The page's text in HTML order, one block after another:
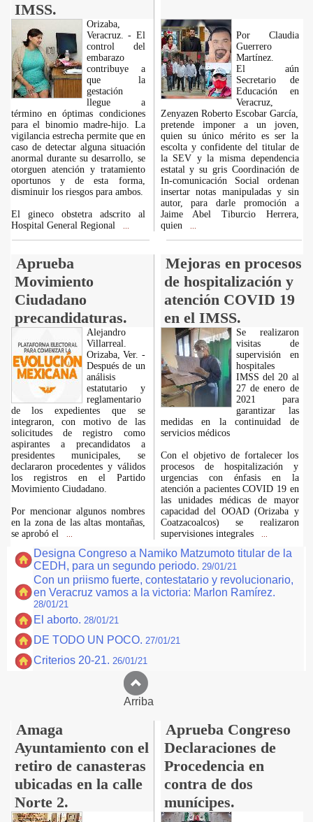
IMSS.
Orizaba,
Veracruz. - El
control del
embarazo
contribuye a
que la
gestación
llegue a
término en óptimas condiciones
para el binomio madre-hijo. La
vigilancia estrecha permite que en
caso de detectar alguna situación
anormal durante su desarrollo, se
otorguen atención y tratamiento
oportunos y de esta forma,
disminuir los riesgos para ambos.
El gineco obstetra adscrito al
Hospital General Regional
Por Claudia
Guerrero
Martínez.
El aún
Secretario de
Educación en
Veracruz,
Zenyazen Roberto Escobar García,
pretende imponer a un joven,
quien su único mérito es ser la
escolta y confidente del titular de
la SEV y la misma dependencia
estatal y su gris Coordinación de
In-comunicación Social ordenan
insertar notas manipuladas y sin
autor, para darle promoción a
Jaime Abel Tiburcio Herrera,
quien
Aprueba
Movimiento
Ciudadano
precandidaturas.
Mejoras en procesos
de hospitalización y
atención COVID 19
en el IMSS.
Alejandro
Villarreal.
Orizaba, Ver. -
Después de un
análisis
estatutario y
reglamentario
de los expedientes que se
integraron, con motivo de las
solicitudes de registro como
aspirantes a precandidatos a
presidentes municipales, se
declararon procedentes y válidos
los registros en el Partido
Movimiento Ciudadano.
Por mencionar algunos nombres
en la zona de las altas montañas,
se aprobó el
Se realizaron
visitas de
supervisión en
hospitales
IMSS del 20 al
27 de enero de
2021 para
garantizar las
medidas en la continuidad de
servicios médicos
Con el objetivo de fortalecer los
procesos de hospitalización y
urgencias con énfasis en la
atención a pacientes COVID 19 en
las unidades médicas de mayor
capacidad del OOAD (Orizaba y
Coatzacoalcos) se realizaron
supervisiones integrales
Designa Congreso a Namiko Matzumoto titular de la
CEDH, para un segundo periodo. 29/01/21
Con un priismo fuerte, contestatario y revolucionario,
en Veracruz vamos a la victoria: Marlon Ramírez.
28/01/21
El aborto. 28/01/21
DE TODO UN POCO. 27/01/21
Criterios 20-21. 26/01/21
Arriba
Amaga
Ayuntamiento con el
retiro de canasteras
ubicadas en la calle
Norte 2.
Aprueba Congreso
Declaraciones de
Procedencia en
contra de dos
munícipes.